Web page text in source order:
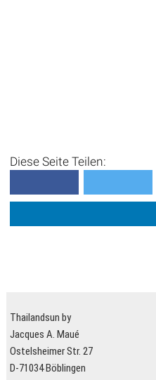
Diese Seite Teilen:
Thailandsun by
Jacques A. Maué
Ostelsheimer Str. 27
D-71034 Böblingen